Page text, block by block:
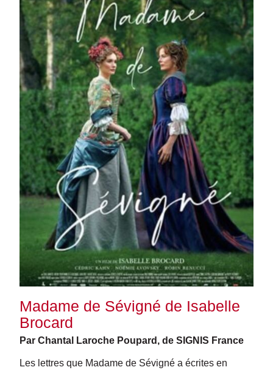
Madame de Sévigné de Isabelle
Brocard
Par Chantal Laroche Poupard, de SIGNIS France
Les lettres que Madame de Sévigné a écrites en